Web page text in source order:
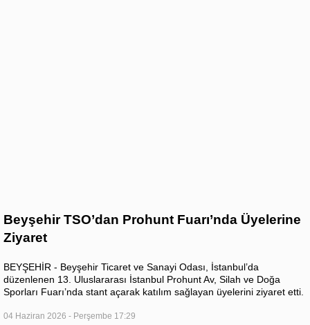
Beyşehir TSO’dan Prohunt Fuarı’nda Üyelerine
Ziyaret
BEYŞEHİR - Beyşehir Ticaret ve Sanayi Odası, İstanbul’da
düzenlenen 13. Uluslararası İstanbul Prohunt Av, Silah ve Doğa
Sporları Fuarı’nda stant açarak katılım sağlayan üyelerini ziyaret etti.
04 Haziran 2026 - Perşembe 17:29